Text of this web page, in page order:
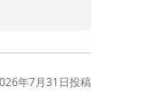
きるよう取
年7月31日投稿